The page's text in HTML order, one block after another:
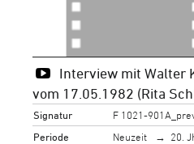
Interview mit Walter
vom 17.05.1982 (Rita
Signatur
F 1021-
Periode
Neuzeit 20.